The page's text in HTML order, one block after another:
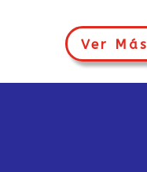
Ver Más